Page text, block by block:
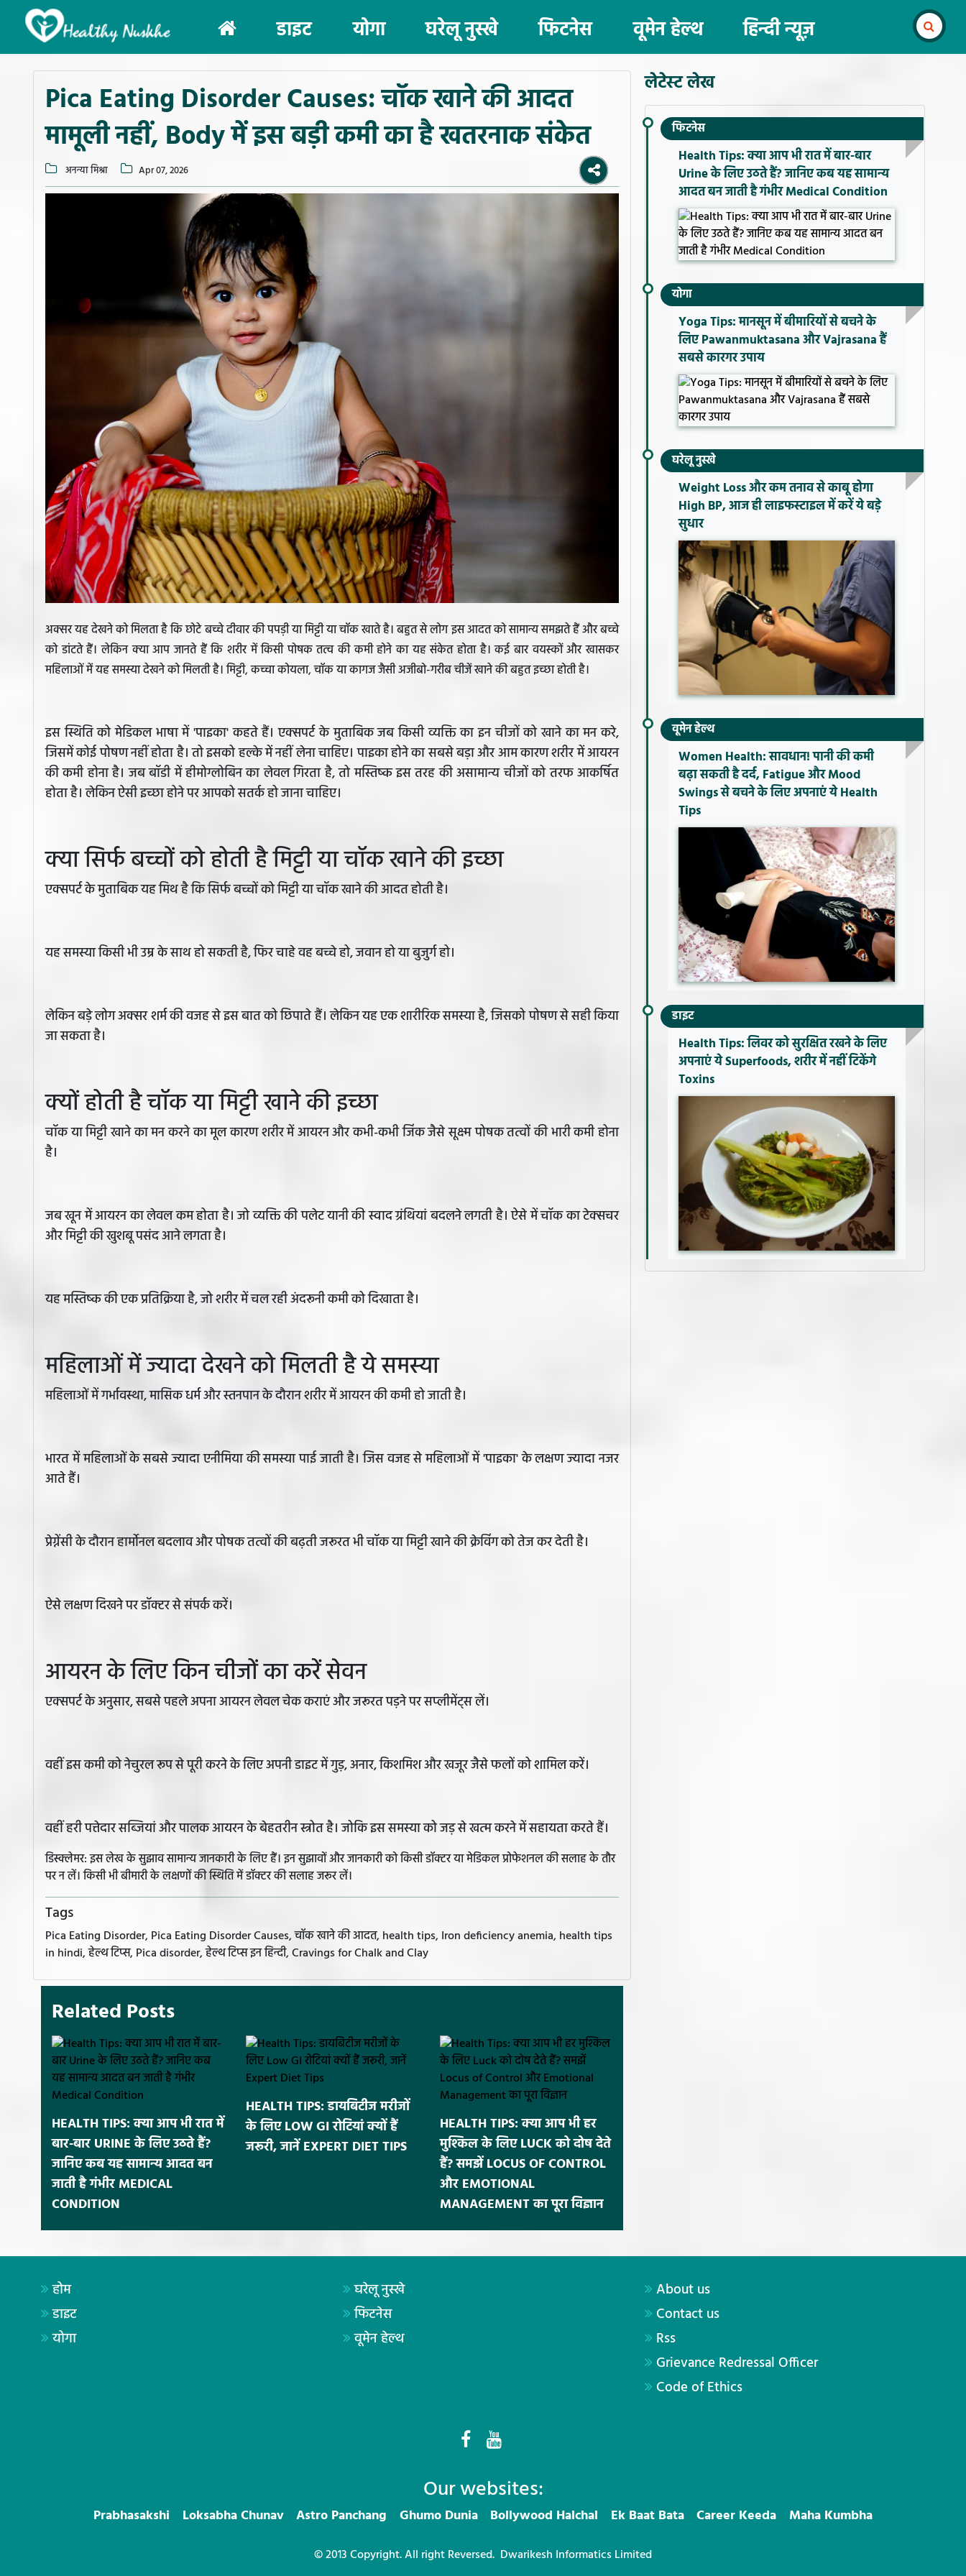
(current)
डाइट योगा घरेलू नुस्खे फिटनेस वूमेन हेल्थ हिन्दी न्यूज़
Pica Eating Disorder Causes: चॉक खाने की आदत
मामूली नहीं, Body में इस बड़ी कमी का है खतरनाक संकेत
अनन्या मिश्रा Apr 07, 2026
अक्सर यह देखने को मिलता है कि छोटे बच्चे दीवार की पपड़ी या मिट्टी या चॉक खाते है। बहुत से लोग इस आदत को सामान्य समझते हैं और बच्चे
को डांटते हैं। लेकिन क्या आप जानते हैं कि शरीर में किसी पोषक तत्व की कमी होने का यह संकेत होता है। कई बार वयस्कों और खासकर
महिलाओं में यह समस्या देखने को मिलती है। मिट्टी, कच्चा कोयला, चॉक या कागज जैसी अजीबो-गरीब चीजें खाने की बहुत इच्छा होती है।
इस स्थिति को मेडिकल भाषा में 'पाइका' कहते हैं। एक्सपर्ट के मुताबिक जब किसी व्यक्ति का इन चीजों को खाने का मन करे,
जिसमें कोई पोषण नहीं होता है। तो इसको हल्के में नहीं लेना चाहिए। पाइका होने का सबसे बड़ा और आम कारण शरीर में आयरन
की कमी होना है। जब बॉडी में हीमोग्लोबिन का लेवल गिरता है, तो मस्तिष्क इस तरह की असामान्य चीजों को तरफ आकर्षित
होता है। लेकिन ऐसी इच्छा होने पर आपको सतर्क हो जाना चाहिए।
क्या सिर्फ बच्चों को होती है मिट्टी या चॉक खाने की इच्छा
एक्सपर्ट के मुताबिक यह मिथ है कि सिर्फ बच्चों को मिट्टी या चॉक खाने की आदत होती है।
यह समस्या किसी भी उम्र के साथ हो सकती है, फिर चाहे वह बच्चे हो, जवान हो या बुजुर्ग हो।
लेकिन बड़े लोग अक्सर शर्म की वजह से इस बात को छिपाते हैं। लेकिन यह एक शारीरिक समस्या है, जिसको पोषण से सही किया
जा सकता है।
क्यों होती है चॉक या मिट्टी खाने की इच्छा
चॉक या मिट्टी खाने का मन करने का मूल कारण शरीर में आयरन और कभी-कभी जिंक जैसे सूक्ष्म पोषक तत्वों की भारी कमी होना
है।
जब खून में आयरन का लेवल कम होता है। जो व्यक्ति की पलेट यानी की स्वाद ग्रंथियां बदलने लगती है। ऐसे में चॉक का टेक्सचर
और मिट्टी की खुशबू पसंद आने लगता है।
यह मस्तिष्क की एक प्रतिक्रिया है, जो शरीर में चल रही अंदरूनी कमी को दिखाता है।
महिलाओं में ज्यादा देखने को मिलती है ये समस्या
महिलाओं में गर्भावस्था, मासिक धर्म और स्तनपान के दौरान शरीर में आयरन की कमी हो जाती है।
भारत में महिलाओं के सबसे ज्यादा एनीमिया की समस्या पाई जाती है। जिस वजह से महिलाओं में 'पाइका' के लक्षण ज्यादा नजर
आते हैं।
प्रेग्नेंसी के दौरान हार्मोनल बदलाव और पोषक तत्वों की बढ़ती जरूरत भी चॉक या मिट्टी खाने की क्रेविंग को तेज कर देती है।
ऐसे लक्षण दिखने पर डॉक्टर से संपर्क करें।
आयरन के लिए किन चीजों का करें सेवन
एक्सपर्ट के अनुसार, सबसे पहले अपना आयरन लेवल चेक कराएं और जरूरत पड़ने पर सप्लीमेंट्स लें।
वहीं इस कमी को नेचुरल रूप से पूरी करने के लिए अपनी डाइट में गुड़, अनार, किशमिश और खजूर जैसे फलों को शामिल करें।
वहीं हरी पत्तेदार सब्जियां और पालक आयरन के बेहतरीन स्त्रोत है। जोकि इस समस्या को जड़ से खत्म करने में सहायता करते हैं।
डिस्क्लेमर: इस लेख के सुझाव सामान्य जानकारी के लिए हैं। इन सुझावों और जानकारी को किसी डॉक्टर या मेडिकल प्रोफेशनल की सलाह के तौर
पर न लें। किसी भी बीमारी के लक्षणों की स्थिति में डॉक्टर की सलाह जरूर लें।
Tags
Pica Eating Disorder, Pica Eating Disorder Causes, चॉक खाने की आदत, health tips, Iron deficiency anemia, health tips
in hindi, हेल्थ टिप्स, Pica disorder, हेल्थ टिप्स इन हिन्दी, Cravings for Chalk and Clay
Related Posts
HEALTH TIPS: क्या आप भी रात में
बार-बार URINE के लिए उठते हैं?
जानिए कब यह सामान्य आदत बन
जाती है गंभीर MEDICAL
CONDITION
HEALTH TIPS: डायबिटीज मरीजों
के लिए LOW GI रोटियां क्यों हैं
जरूरी, जानें EXPERT DIET TIPS
HEALTH TIPS: क्या आप भी हर
मुश्किल के लिए LUCK को दोष देते
हैं? समझें LOCUS OF CONTROL
और EMOTIONAL
MANAGEMENT का पूरा विज्ञान
लेटेस्ट लेख
फिटनेस
Health Tips: क्या आप भी रात में बार-बार
Urine के लिए उठते हैं? जानिए कब यह सामान्य
आदत बन जाती है गंभीर Medical Condition
योगा
Yoga Tips: मानसून में बीमारियों से बचने के
लिए Pawanmuktasana और Vajrasana हैं
सबसे कारगर उपाय
घरेलू नुस्खे
Weight Loss और कम तनाव से काबू होगा
High BP, आज ही लाइफस्टाइल में करें ये बड़े
सुधार
वूमेन हेल्थ
Women Health: सावधान! पानी की कमी
बढ़ा सकती है दर्द, Fatigue और Mood
Swings से बचने के लिए अपनाएं ये Health
Tips
डाइट
Health Tips: लिवर को सुरक्षित रखने के लिए
अपनाएं ये Superfoods, शरीर में नहीं टिकेंगे
Toxins
होम
डाइट
योगा
घरेलू नुस्खे
फिटनेस
वूमेन हेल्थ
About us
Contact us
Rss
Grievance Redressal Officer
Code of Ethics
Our websites:
Prabhasakshi Loksabha Chunav Astro Panchang Ghumo Dunia Bollywood Halchal Ek Baat Bata Career Keeda Maha Kumbha
© 2013 Copyright. All right Reversed. Dwarikesh Informatics Limited